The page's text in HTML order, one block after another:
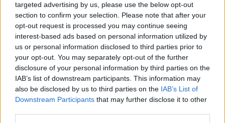
targeted advertising by us, please use the below opt-out
section to confirm your selection. Please note that after your
opt-out request is processed you may continue seeing
interest-based ads based on personal information utilized by
us or personal information disclosed to third parties prior to
your opt-out. You may separately opt-out of the further
disclosure of your personal information by third parties on the
IAB’s list of downstream participants. This information may
also be disclosed by us to third parties on the IAB’s List of
Downstream Participants that may further disclose it to other
Η 24χρονη είχε φύγει από το σπίτι της στο
Άργος, καθώς την κακοποιούσε ο πατριός
της, σύμφωνα με όσα ανέφερε ο πρόεδρος
του «Χαμόγελου τουΠαιδιού» Κώστας
Γιαννόπουλος.
Οι τηλεφωνικές απάτες
Σημειώνεται ότι τον Νοέμβριο του 2023 η